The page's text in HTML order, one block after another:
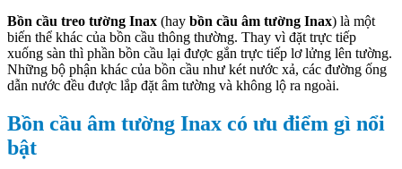
Bồn cầu treo tường Inax (hay bồn cầu âm tường Inax) là một
biến thể khác của bồn cầu thông thường. Thay vì đặt trực tiếp
xuống sàn thì phần bồn cầu lại được gắn trực tiếp lơ lửng lên tường.
Những bộ phận khác của bồn cầu như két nước xả, các đường ống
dẫn nước đều được lắp đặt âm tường và không lộ ra ngoài.
Bồn cầu âm tường Inax có ưu điểm gì nổi
bật